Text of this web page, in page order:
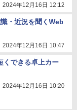
2024年12月16日 12:12
・近況を聞くWeb
2024年12月16日 10:47
くできる卓上カー
2024年12月16日 10:20